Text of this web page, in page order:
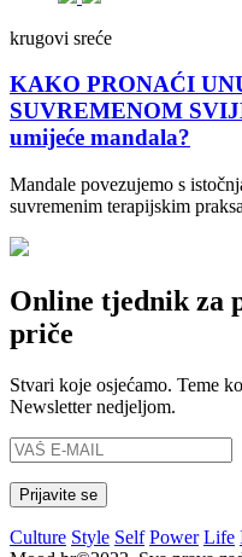
krugovi sreće
KAKO PRONAĆI
SUVREMENOM
umijeće mandala?
Mandale povezujemo s
suvremenim terapijskim
Online tjednik za
priče
Stvari koje osjećamo. Teme
Newsletter nedjeljom.
Culture Style Self Power Life